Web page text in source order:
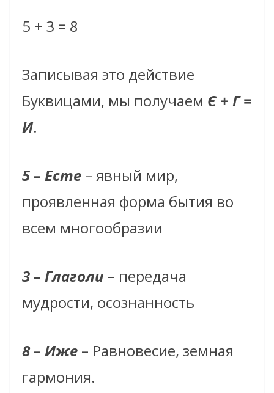
5 + 3 = 8
Записывая это действие
Буквицами, мы получаем Є + Г =
И.
5 – Есте – явный мир,
проявленная форма бытия во
всем многообразии
3 – Глаголи – передача
мудрости, осознанность
8 – Иже – Равновесие, земная
гармония.